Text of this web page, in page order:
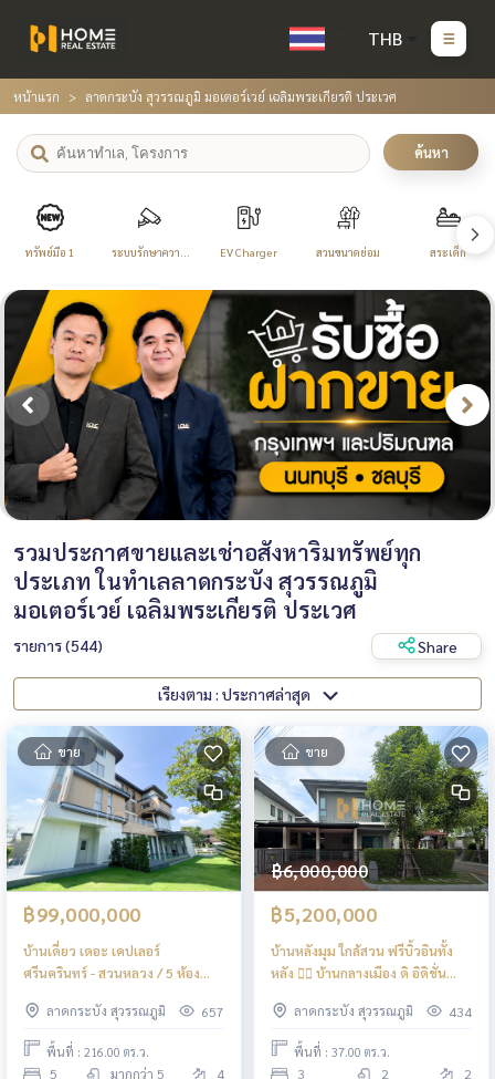
THB
หน้าแรก ลาดกระบัง สุวรรณภูมิ มอเตอร์เวย์ เฉลิมพระเกียรติ ประเวศ
ค้นหา
ทรัพย์มือ 1 ระบบรักษาความ EV Charger สวนขนาดย่อม สระเด็ก
รวมประกาศขายและเช่าอสังหาริมทรัพย์ทุก
ประเภท ในทำเลลาดกระบัง สุวรรณภูมิ
มอเตอร์เวย์ เฉลิมพระเกียรติ ประเวศ
รายการ (544) Share
เรียงตาม : ประกาศล่าสุด
ขาย
฿99,000,000
บ้านเดี่ยว เดอะ เคปเลอร์
ศรีนครินทร์ - สวนหลวง / 5 ห้อง
Srinakarin - Suanluang /
Detached House 5 Bedrooms
(FOR SALE) FAS044
ลาดกระบัง สุวรรณภูมิ 657
พื้นที่ : 216.00 ตร.ว.
5 มากกว่า 5 4
ขาย
฿6,000,000
฿5,200,000
บ้านหลังมุม ใกล้สวน ฟรีบิ้วอินทั้ง
หลัง ❤️‍🔥 บ้านกลางเมือง ดิ อิดิชั่น
(ขาย), Baan Klang Muang The
Edition Rama 9 - Onnut / 3
Bedrooms (FOR SALE) FON109
ลาดกระบัง สุวรรณภูมิ 434
พื้นที่ : 37.00 ตร.ว.
3 2 2